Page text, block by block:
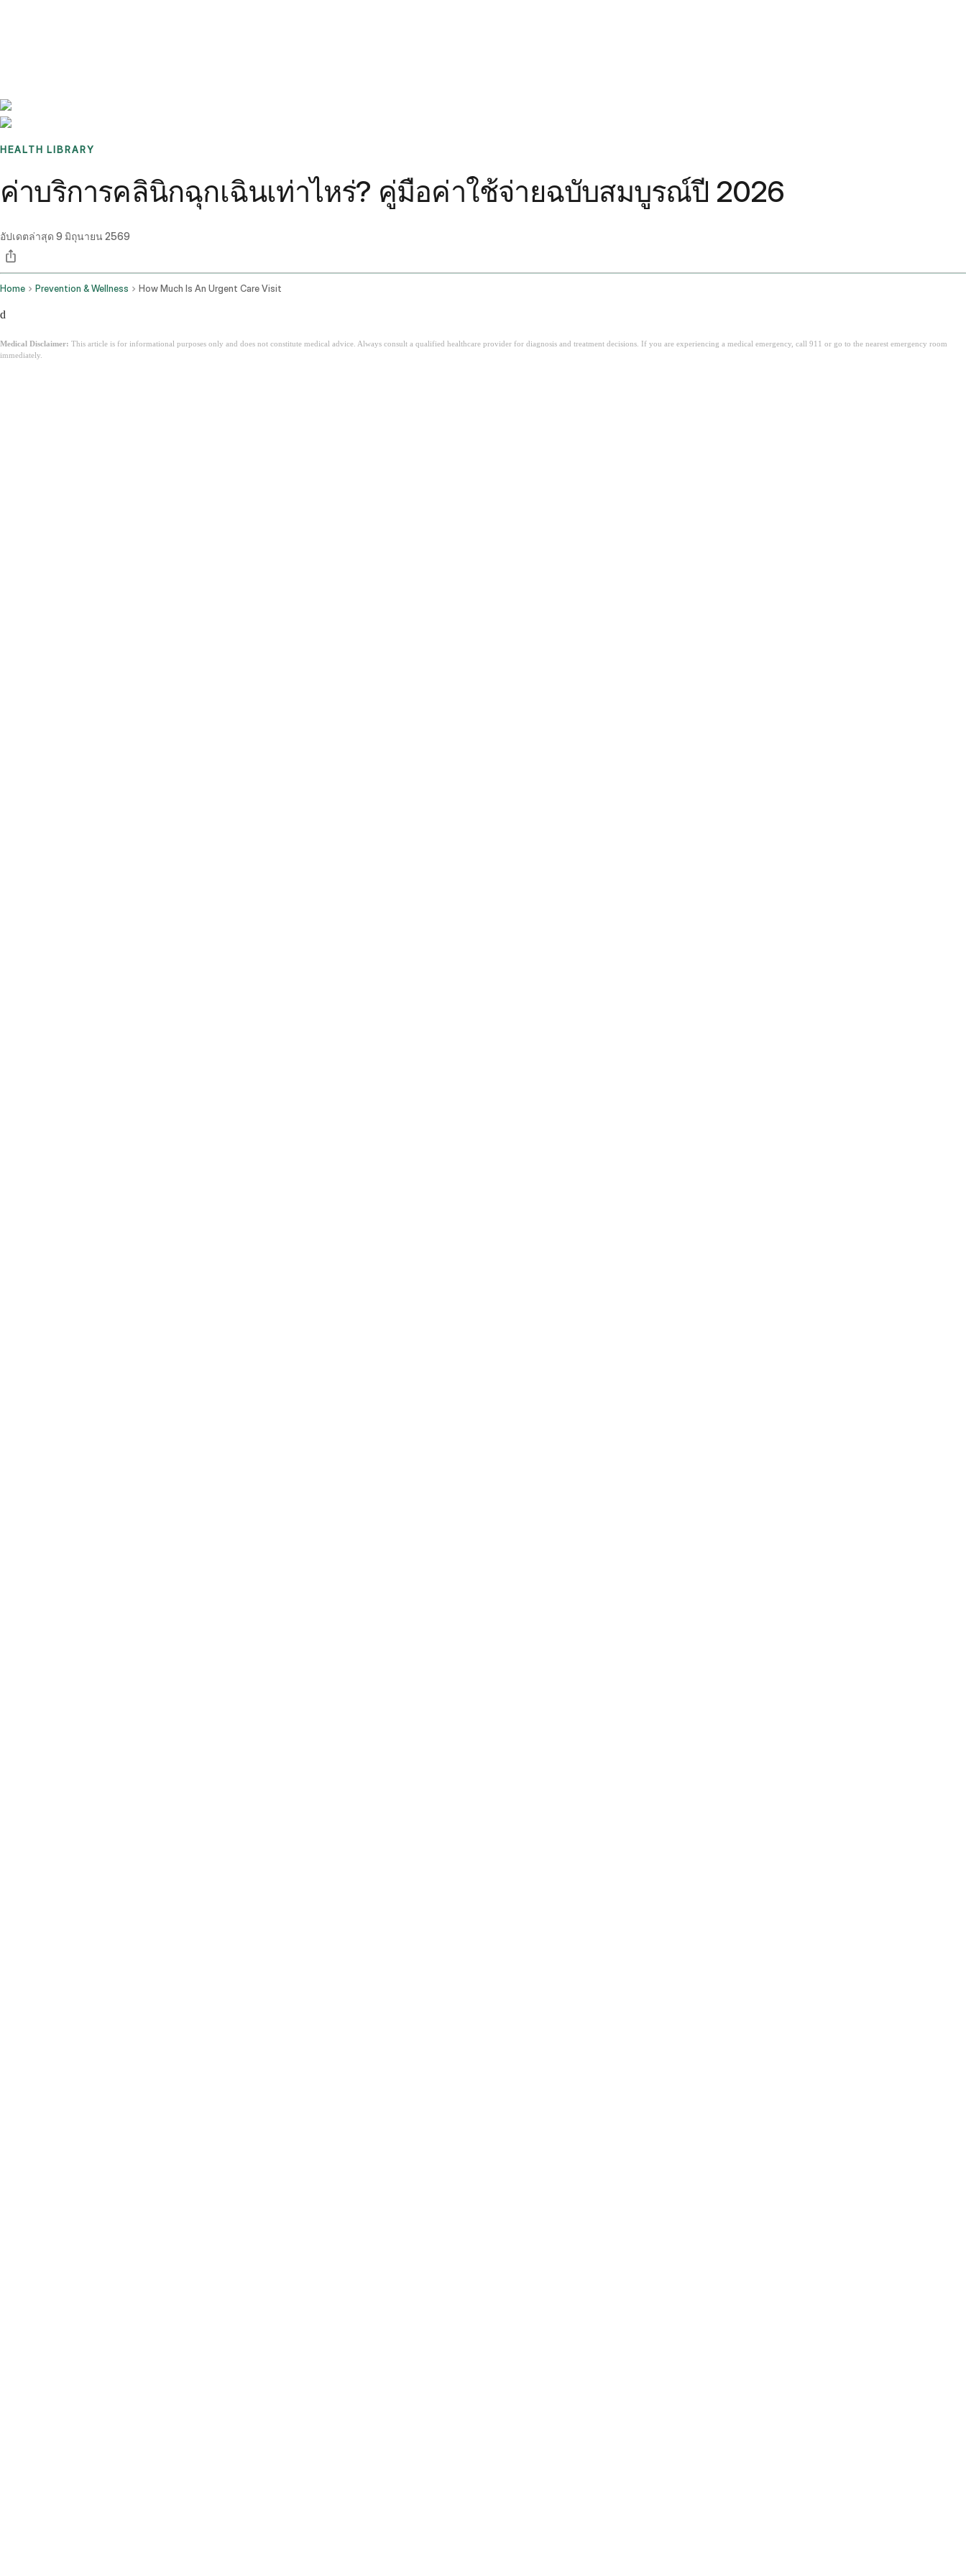
HEALTH LIBRARY
ค่าบริการคลินิกฉุกเฉินเท่าไหร่? คู่มือค่าใช้จ่ายฉบับสมบูรณ์ปี 2026
อัปเดตล่าสุด 9 มิถุนายน 2569
Home Prevention & Wellness How Much Is An Urgent Care Visit
d
Medical Disclaimer: This article is for informational purposes only and does not constitute medical advice. Always consult a qualified healthcare provider for diagnosis and treatment decisions. If you are experiencing a medical emergency, call 911 or go to the nearest emergency room
immediately.